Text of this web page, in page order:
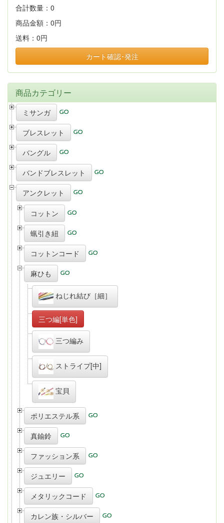
合計数量： 0
商品金額： 0円
送料： 0円
カート確認･発注
商品カテゴリー
ミサンガ
ブレスレット
バングル
バンドブレスレット
アンクレット
コットン
蝋引き紐
コットンコード
麻ひも
ねじれ結び［細］
三つ編[単色]
三つ編み
ストライプ[中]
宝貝
ポリエステル系
真鍮鈴
ファッション系
ジュエリー
メタリックコード
カレン族・シルバー